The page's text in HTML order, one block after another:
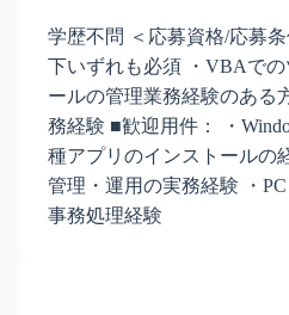
学歴不問 ＜応募資格/応募
下いずれも必須 ・VBAで
ールの管理業務経験のある
務経験 ■歓迎用件： ・
種アプリのインストールの
管理・運用の実務経験 ・
事務処理経験